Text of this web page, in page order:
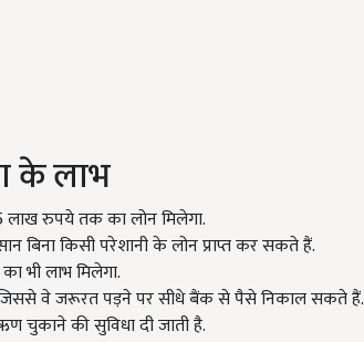
के लाभ
लाख रुपये तक का लोन मिलेगा.
बिना किसी परेशानी के लोन प्राप्त कर सकते हैं.
भी लाभ मिलेगा.
जिससे वे जरूरत पड़ने पर सीधे बैंक से पैसे निकाल सकते हैं.
चुकाने की सुविधा दी जाती है.